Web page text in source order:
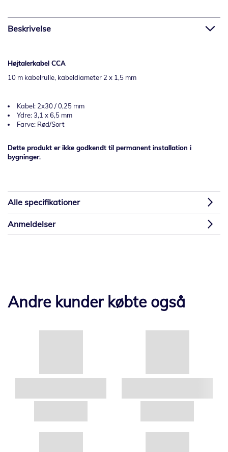
Beskrivelse
Højtalerkabel CCA
10 m kabelrulle, kabeldiameter 2 x 1,5 mm
Kabel: 2x30 / 0,25 mm
Ydre: 3,1 x 6,5 mm
Farve: Rød/Sort
Dette produkt er ikke godkendt til permanent installation i
bygninger.
Alle specifikationer
Anmeldelser
Andre kunder købte også